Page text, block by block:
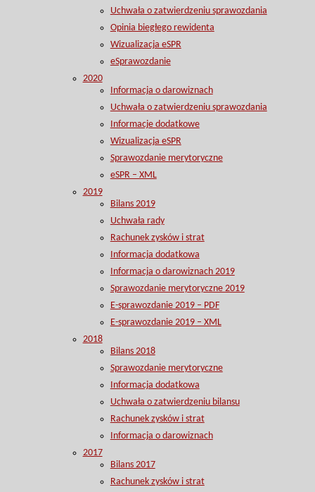
Uchwała o zatwierdzeniu sprawozdania
Opinia biegłego rewidenta
Wizualizacja eSPR
eSprawozdanie
2020
Informacja o darowiznach
Uchwała o zatwierdzeniu sprawozdania
Informacje dodatkowe
Wizualizacja eSPR
Sprawozdanie merytoryczne
eSPR – XML
2019
Bilans 2019
Uchwała rady
Rachunek zysków i strat
Informacja dodatkowa
Informacja o darowiznach 2019
Sprawozdanie merytoryczne 2019
E-sprawozdanie 2019 – PDF
E-sprawozdanie 2019 – XML
2018
Bilans 2018
Sprawozdanie merytoryczne
Informacja dodatkowa
Uchwała o zatwierdzeniu bilansu
Rachunek zysków i strat
Informacja o darowiznach
2017
Bilans 2017
Rachunek zysków i strat